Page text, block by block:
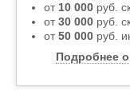
от 10 000 руб.
от30 000 руб.
от50 000 руб.
Подробнее о